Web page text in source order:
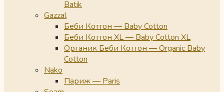
Batik
Gazzal
Беби Коттон — Baby Cotton
Беби Коттон XL — Baby Cotton XL
Органик Беби Коттон — Organic Baby
Cotton
Nako
Париж — Paris